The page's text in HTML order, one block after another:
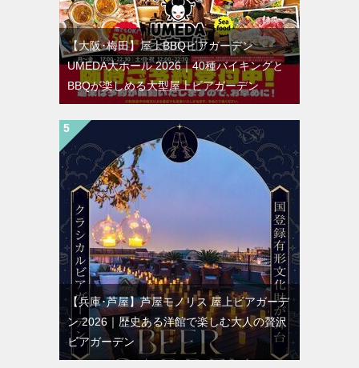
【大阪･梅田】屋上BBQビアガーデン
UMEDA大ホール 2026｜40種バイキングと
BBQが楽しめる大型屋上ビアガーデン
【兵庫･芦屋】芦屋モノリス 屋上ビアガーデ
ン 2026｜歴史ある洋館で楽しむ大人の贅沢
ビアガーデン